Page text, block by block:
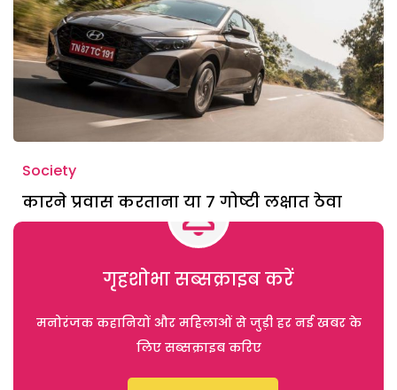
Society
कारने प्रवास करताना या 7 गोष्टी लक्षात ठेवा
गृहशोभा सब्सक्राइब करें
मनोरंजक कहानियों और महिलाओं से जुड़ी हर नई खबर के
लिए सब्सक्राइब करिए